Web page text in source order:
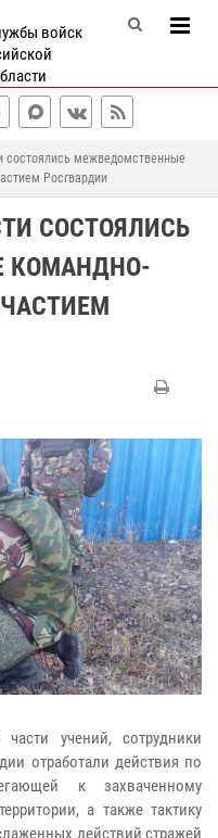
войск
состоялись межведомственные
Росгвардии
СОСТОЯЛИСЬ
КОМАНДНО-
учений, сотрудники
отработали действия по
к захваченному
а также тактику
действий стражей